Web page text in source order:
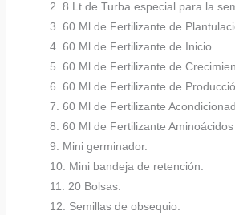
2. 8 Lt de Turba especial para la
3. 60 Ml de Fertilizante de
4. 60 Ml de Fertilizante de Inicio.
5. 60 Ml de Fertilizante de
6. 60 Ml de Fertilizante de
7. 60 Ml de Fertilizante
8. 60 Ml de Fertilizante
9. Mini germinador.
10. Mini bandeja de retención.
11. 20 Bolsas.
12. Semillas de obsequio.